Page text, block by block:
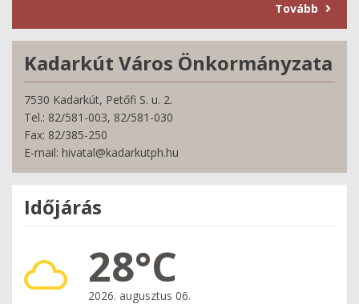
Tovább
Kadarkút Város Önkormányzata
7530 Kadarkút, Petőfi S. u. 2.
Tel.: 82/581-003, 82/581-030
Fax: 82/385-250
E-mail: hivatal@kadarkutph.hu
Időjárás
28°C
2026. augusztus 06.